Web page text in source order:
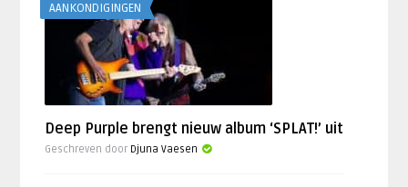
AANKONDIGINGEN
Deep Purple brengt nieuw album ‘SPLAT!’ uit
Geschreven door Djuna Vaesen